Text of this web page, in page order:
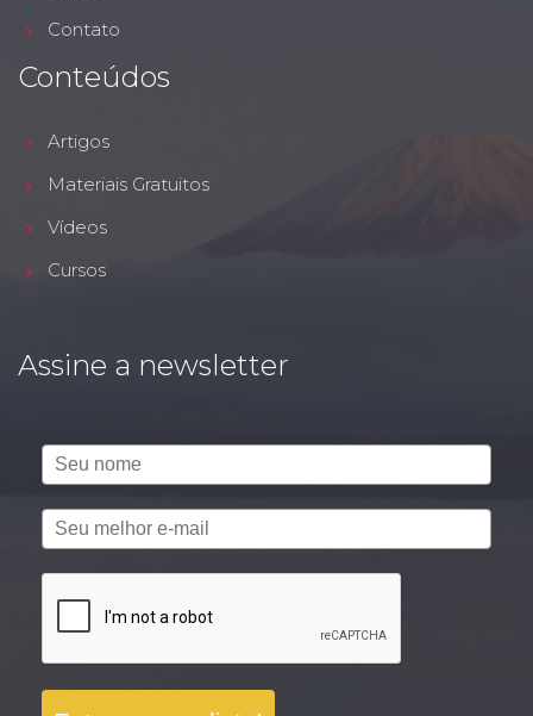
Contato
Conteúdos
Artigos
Materiais Gratuitos
Vídeos
Cursos
Assine a newsletter